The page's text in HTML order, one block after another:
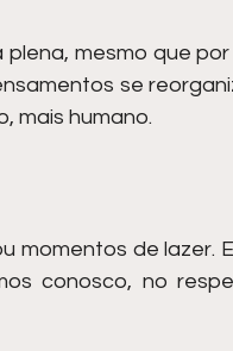
mesmo que
se
mais humano.
momentos de lazer.
conosco, no